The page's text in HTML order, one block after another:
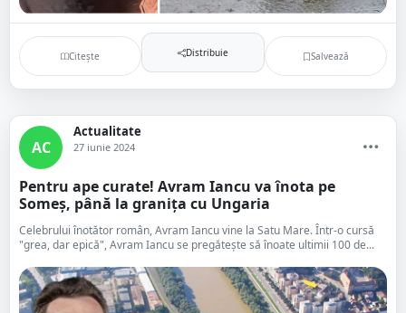
Citește Distribuie Salvează
AC
Actualitate
27 iunie 2024
Pentru ape curate! Avram Iancu va înota pe
Someș, până la granița cu Ungaria
Celebrului înotător român, Avram Iancu vine la Satu Mare. Într-o cursă
"grea, dar epică", Avram Iancu se pregătește să înoate ultimii 100 de...